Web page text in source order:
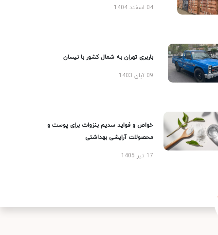
04 اسفند 1404
باربری تهران به شمال کشور با نیسان
09 آبان 1403
خواص و فواید سدیم بنزوات برای پوست و
محصولات آرایشی بهداشتی
17 تیر 1405